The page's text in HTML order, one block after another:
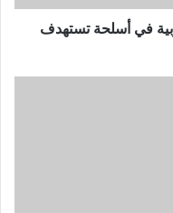
في أسلحة تستهدف